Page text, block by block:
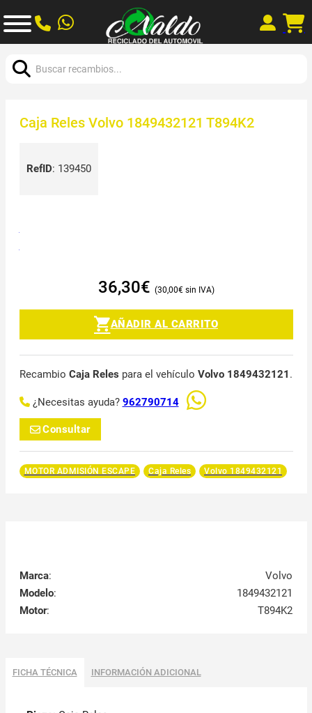
Caja Reles Volvo 1849432121 T894K2
RefID: 139450
36,30€ 30,00€
AÑADIR AL CARRITO
Recambio Caja Reles para el vehículo Volvo 1849432121 .
¿Necesitas ayuda? 962790714
Consultar
MOTOR ADMISIÓN ESCAPE Caja Reles Volvo 1849432121
Marca:
Volvo
Modelo:
1849432121
Motor: T894K2
FICHA TÉCNICA INFORMACIÓN ADICIONAL